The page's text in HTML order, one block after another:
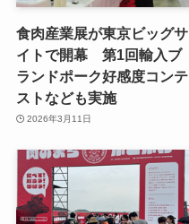
食肉産業展が東京ビッグサ
イトで開幕 第1回輸入ブ
ランドポーク好感度コンテ
ストなども実施
2026年3月11日